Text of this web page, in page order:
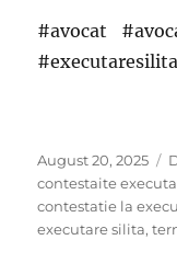
#avocat
Posted
on
August 20, 2025
contestaite
contestatie la
executare silita,